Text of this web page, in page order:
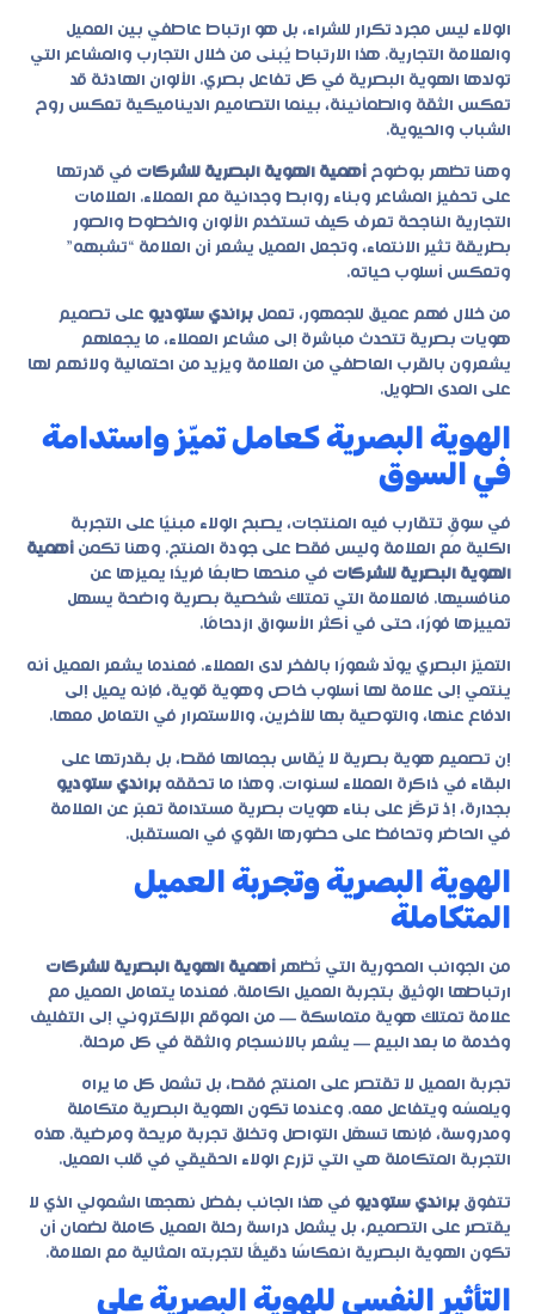
الولاء ليس مجرد تكرار للشراء، بل هو ارتباط عاطفي بين العميل
والعلامة التجارية. هذا الارتباط يُبنى من خلال التجارب والمشاعر التي
تولدها الهوية البصرية في كل تفاعل بصري. الألوان الهادئة قد
تعكس الثقة والطمأنينة، بينما التصاميم الديناميكية تعكس روح
الشباب والحيوية.
وهنا تظهر بوضوح أهمية الهوية البصرية للشركات في قدرتها
على تحفيز المشاعر وبناء روابط وجدانية مع العملاء. العلامات
التجارية الناجحة تعرف كيف تستخدم الألوان والخطوط والصور
بطريقة تثير الانتماء، وتجعل العميل يشعر أن العلامة “تشبهه”
وتعكس أسلوب حياته.
من خلال فهم عميق للجمهور، تعمل براندي ستوديو على تصميم
هويات بصرية تتحدث مباشرة إلى مشاعر العملاء، ما يجعلهم
يشعرون بالقرب العاطفي من العلامة ويزيد من احتمالية ولائهم لها
على المدى الطويل.
الهوية البصرية كعامل تميّز واستدامة
في السوق
في سوقٍ تتقارب فيه المنتجات، يصبح الولاء مبنيًا على التجربة
الكلية مع العلامة وليس فقط على جودة المنتج. وهنا تكمن أهمية
الهوية البصرية للشركات في منحها طابعًا فريدًا يميزها عن
منافسيها. فالعلامة التي تمتلك شخصية بصرية واضحة يسهل
تمييزها فورًا، حتى في أكثر الأسواق ازدحامًا.
التميّز البصري يولّد شعورًا بالفخر لدى العملاء. فعندما يشعر العميل أنه
ينتمي إلى علامة لها أسلوب خاص وهوية قوية، فإنه يميل إلى
الدفاع عنها، والتوصية بها للآخرين، والاستمرار في التعامل معها.
إن تصميم هوية بصرية لا يُقاس بجمالها فقط، بل بقدرتها على
البقاء في ذاكرة العملاء لسنوات. وهذا ما تحققه براندي ستوديو
بجدارة، إذ تركّز على بناء هويات بصرية مستدامة تعبّر عن العلامة
في الحاضر وتحافظ على حضورها القوي في المستقبل.
الهوية البصرية وتجربة العميل
المتكاملة
من الجوانب المحورية التي تُظهر أهمية الهوية البصرية للشركات
ارتباطها الوثيق بتجربة العميل الكاملة. فعندما يتعامل العميل مع
علامة تمتلك هوية متماسكة — من الموقع الإلكتروني إلى التغليف
وخدمة ما بعد البيع — يشعر بالانسجام والثقة في كل مرحلة.
تجربة العميل لا تقتصر على المنتج فقط، بل تشمل كل ما يراه
ويلمسُه ويتفاعل معه. وعندما تكون الهوية البصرية متكاملة
ومدروسة، فإنها تسهّل التواصل وتخلق تجربة مريحة ومرضية. هذه
التجربة المتكاملة هي التي تزرع الولاء الحقيقي في قلب العميل.
تتفوق براندي ستوديو في هذا الجانب بفضل نهجها الشمولي الذي لا
يقتصر على التصميم، بل يشمل دراسة رحلة العميل كاملة لضمان أن
تكون الهوية البصرية انعكاسًا دقيقًا لتجربته المثالية مع العلامة.
التأثير النفسي للهوية البصرية على